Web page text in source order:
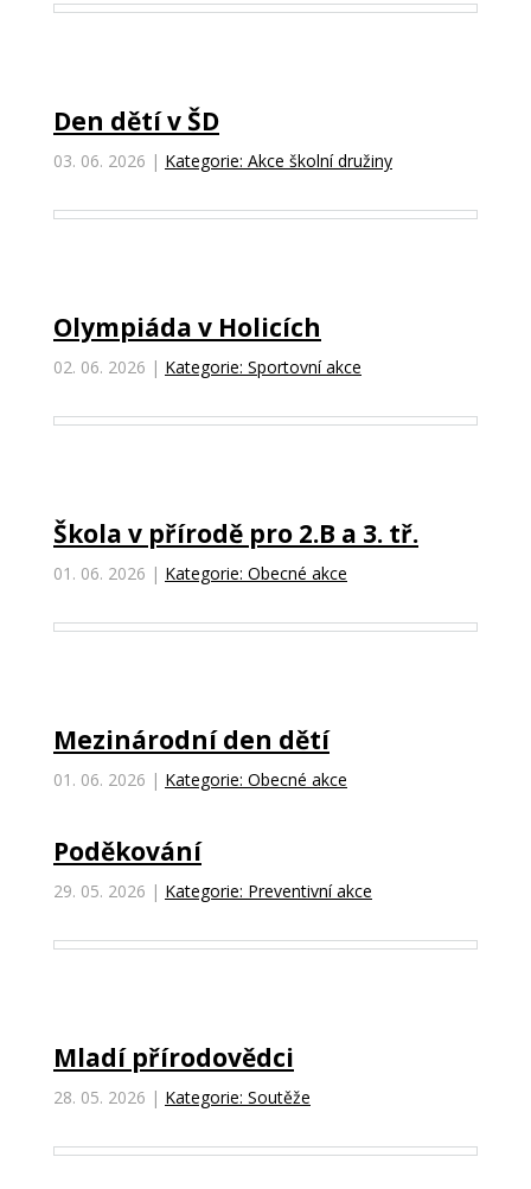
Den dětí v ŠD
03. 06. 2026 | Kategorie: Akce školní družiny
Olympiáda v Holicích
02. 06. 2026 | Kategorie: Sportovní akce
Škola v přírodě pro 2.B a 3. tř.
01. 06. 2026 | Kategorie: Obecné akce
Mezinárodní den dětí
01. 06. 2026 | Kategorie: Obecné akce
Poděkování
29. 05. 2026 | Kategorie: Preventivní akce
Mladí přírodovědci
28. 05. 2026 | Kategorie: Soutěže